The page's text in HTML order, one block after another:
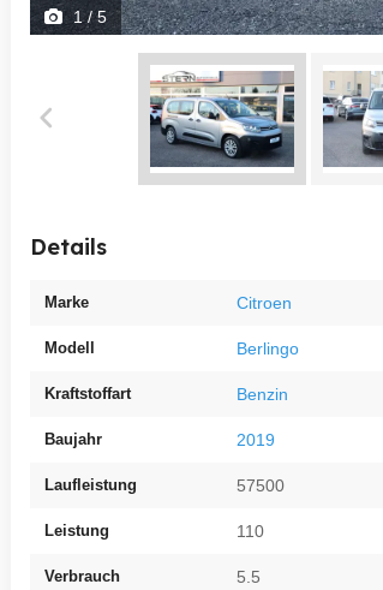
1/ 5
Details
Marke Citroen
Modell Berlingo
Kraftstoffart Benzin
Baujahr 2019
Laufleistung 57500
Leistung 110
Verbrauch 5.5